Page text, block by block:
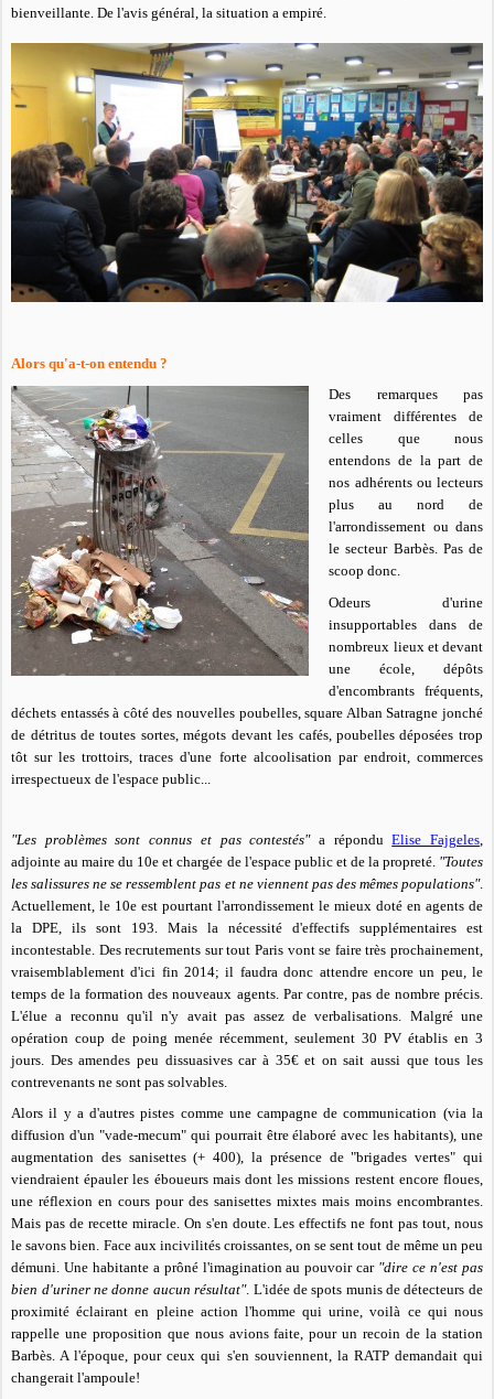
bienveillante. De l'avis général, la situation a empiré.
Alors qu'a-t-on entendu ?
Des remarques pas
vraiment différentes de
celles que nous
entendons de la part de
nos adhérents ou lecteurs
plus au nord de
l'arrondissement ou dans
le secteur Barbès. Pas de
scoop donc.
Odeurs d'urine
insupportables dans de
nombreux lieux et devant
une école, dépôts
d'encombrants fréquents,
déchets entassés à côté des nouvelles poubelles, square Alban Satragne jonché
de détritus de toutes sortes, mégots devant les cafés, poubelles déposées trop
tôt sur les trottoirs, traces d'une forte alcoolisation par endroit, commerces
irrespectueux de l'espace public...
"Les problèmes sont connus et pas contestés"a répondu Elise Fajgeles,
adjointe au maire du 10e et chargée de l'espace public et de la propreté. "Toutes
les salissures ne se ressemblent pas et ne viennent pas des mêmes populations".
Actuellement, le 10e est pourtant l'arrondissement le mieux doté en agents de
la DPE, ils sont 193. Mais la nécessité d'effectifs supplémentaires est
incontestable. Des recrutements sur tout Paris vont se faire très prochainement,
vraisemblablement d'ici fin 2014; il faudra donc attendre encore un peu, le
temps de la formation des nouveaux agents. Par contre, pas de nombre précis.
L'élue a reconnu qu'il n'y avait pas assez de verbalisations. Malgré une
opération coup de poing menée récemment, seulement 30 PV établis en 3
jours. Des amendes peu dissuasives car à 35€ et on sait aussi que tous les
contrevenants ne sont pas solvables.
Alors il y a d'autres pistes comme une campagne de communication (via la
diffusion d'un "vade-mecum" qui pourrait être élaboré avec les habitants), une
augmentation des sanisettes (+ 400), la présence de "brigades vertes" qui
viendraient épauler les éboueurs mais dont les missions restent encore floues,
une réflexion en cours pour des sanisettes mixtes mais moins encombrantes.
Mais pas de recette miracle. On s'en doute. Les effectifs ne font pas tout, nous
le savons bien. Face aux incivilités croissantes, on se sent tout de même un peu
démuni. Une habitante a prôné l'imagination au pouvoir car "dire ce n'est pas
bien d'uriner ne donne aucun résultat". L'idée de spots munis de détecteurs de
proximité éclairant en pleine action l'homme qui urine, voilà ce qui nous
rappelle une proposition que nous avions faite, pour un recoin de la station
Barbès. A l'époque, pour ceux qui s'en souviennent, la RATP demandait qui
changerait l'ampoule!